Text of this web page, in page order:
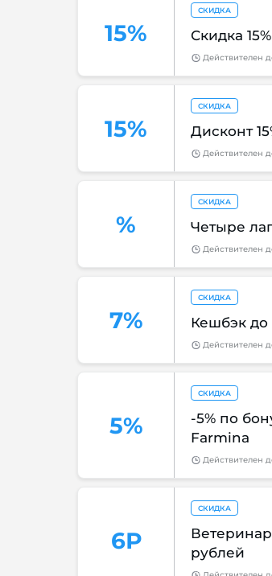
15%
СКИДКА
Скидка
Действителен
15%
СКИДКА
Дисконт
Действителен
%
СКИДКА
Четыре
Действителен
7%
СКИДКА
Кешбэк до
Действителен
5%
СКИДКА
-5% по
Farmina
Действителен
6Р
СКИДКА
рублей